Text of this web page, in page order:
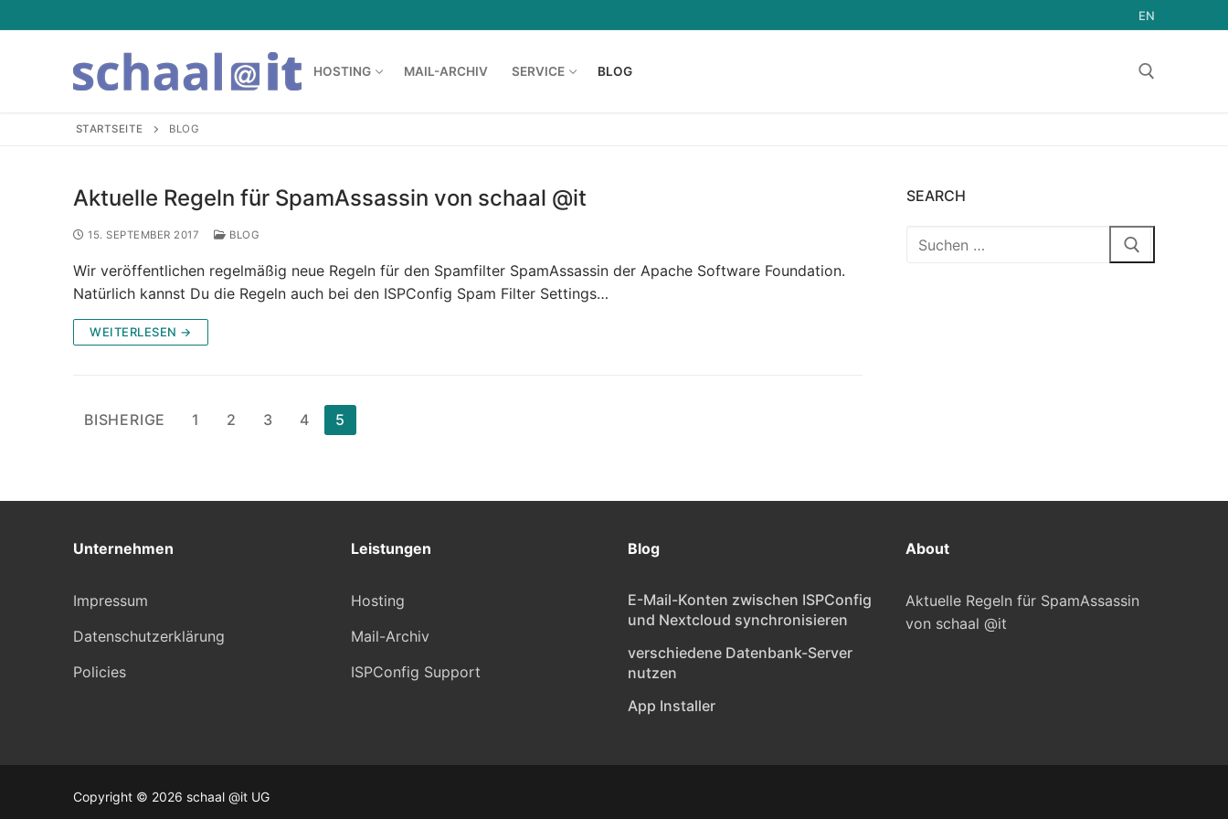
Inhalt
EN
HOSTING MAIL-ARCHIV SERVICE BLOG
Hosting
Managed Server Dedicated
Shophosting
Service
STARTSEITE BLOG
Aktuelle Regeln für SpamAssassin von schaal @it
15. SEPTEMBER 2017 BLOG
Wir veröffentlichen regelmäßig neue Regeln für den Spamfilter SpamAssassin der Apache Software Foundation.
Natürlich kannst Du die Regeln auch bei den ISPConfig Spam Filter Settings…
WEITERLESEN →
Seitennummerierung
BISHERIGE 1 2 3 4 5
SEARCH
Suchen
Unternehmen
Impressum
Datenschutzerklärung
Policies
Leistungen
Hosting
Mail-Archiv
ISPConfig Support
Blog
E-Mail-Konten zwischen ISPConfig
und Nextcloud synchronisieren
verschiedene Datenbank-Server
nutzen
App Installer
About
Aktuelle Regeln für SpamAssassin
von schaal @it
Copyright © 2026 schaal @it UG